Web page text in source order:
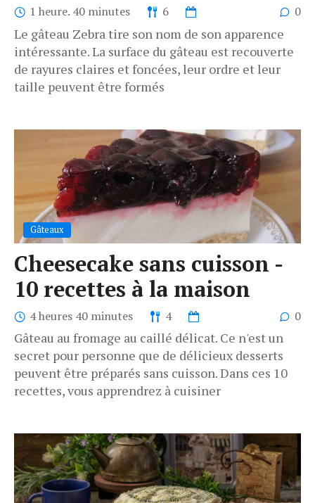
1 heure. 40 minutes 6 0
Le gâteau Zebra tire son nom de son apparence
intéressante. La surface du gâteau est recouverte
de rayures claires et foncées, leur ordre et leur
taille peuvent être formés
Gâteaux
Cheesecake sans cuisson -
10 recettes à la maison
4 heures 40 minutes 4 0
Gâteau au fromage au caillé délicat. Ce n'est un
secret pour personne que de délicieux desserts
peuvent être préparés sans cuisson. Dans ces 10
recettes, vous apprendrez à cuisiner